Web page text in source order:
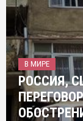
В МИРЕ
РОССИЯ,